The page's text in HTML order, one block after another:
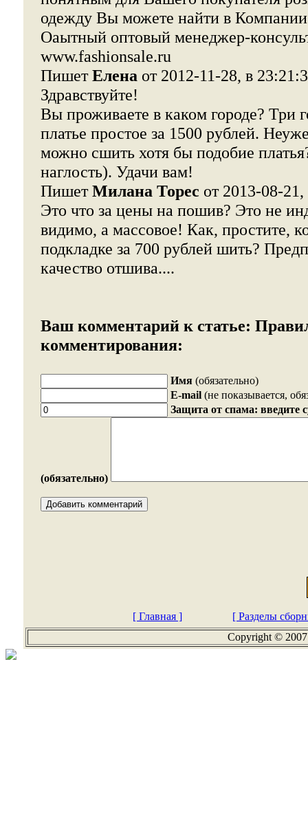
одежду Вы можете найти в Компании
Оаытный оптовый менеджер-
www.fashionsale.ru
ПишетЕлена от 2012-11-28, в
Здравствуйте!
Вы проживаете в каком городе? Три
платье простое за 1500 рублей.
можно сшить хотя бы подобие
наглость). Удачи вам!
ПишетМилана Торес от 2013-08-
Это что за цены на пошив? Это не
видимо, а массовое! Как, простите,
подкладке за 700 рублей шить?
качество отшива....
Ваш комментарий к статье:
комментирования:
Имя (обязательно)
E-mail (не показывается,
Защита от спама: введите
(обязательно)
[ Главная ]
[ Разделы
Copyright ©